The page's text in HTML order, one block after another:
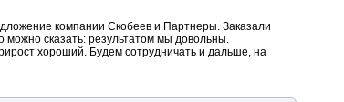
компании Скобеев и Партнеры. Заказали
можно сказать: результатом мы довольны.
хороший. Будем сотрудничать и дальше, на